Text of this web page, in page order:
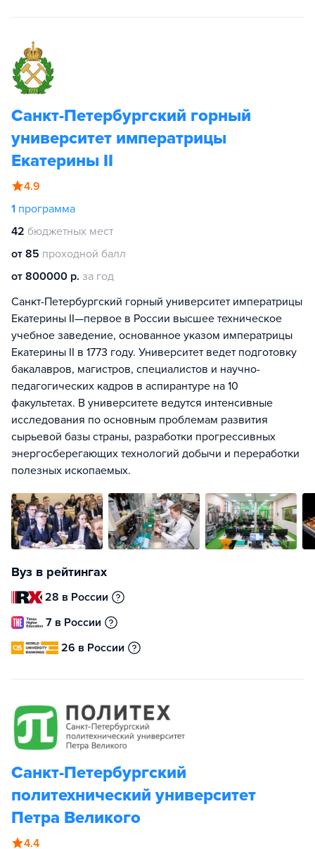
Санкт-Петербургский горный
университет императрицы
Екатерины II
4.9
1 программа
42 бюджетных мест
от 85 проходной балл
от 800000 р. за год
Санкт-Петербургский горный университет императрицы
Екатерины II—первое в России высшее техническое
учебное заведение, основанное указом императрицы
Екатерины II в 1773 году. Университет ведет подготовку
бакалавров, магистров, специалистов и научно-
педагогических кадров в аспирантуре на 10
факультетах. В университете ведутся интенсивные
исследования по основным проблемам развития
сырьевой базы страны, разработки прогрессивных
энергосберегающих технологий добычи и переработки
полезных ископаемых.
Вуз в рейтингах
28 в России
7 в России
26 в России
Санкт-Петербургский
политехнический университет
Петра Великого
4.4